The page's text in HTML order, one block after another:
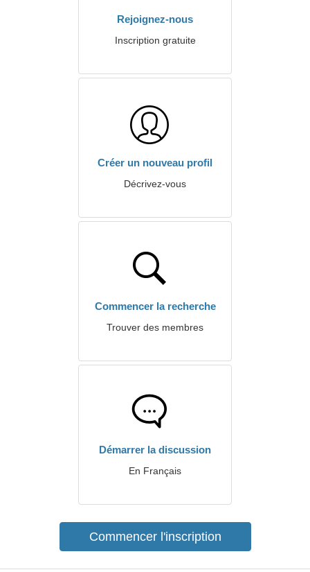
Rejoignez-nous
Inscription gratuite
Créer un nouveau profil
Décrivez-vous
Commencer la recherche
Trouver des membres
Démarrer la discussion
En Français
Commencer l'inscription